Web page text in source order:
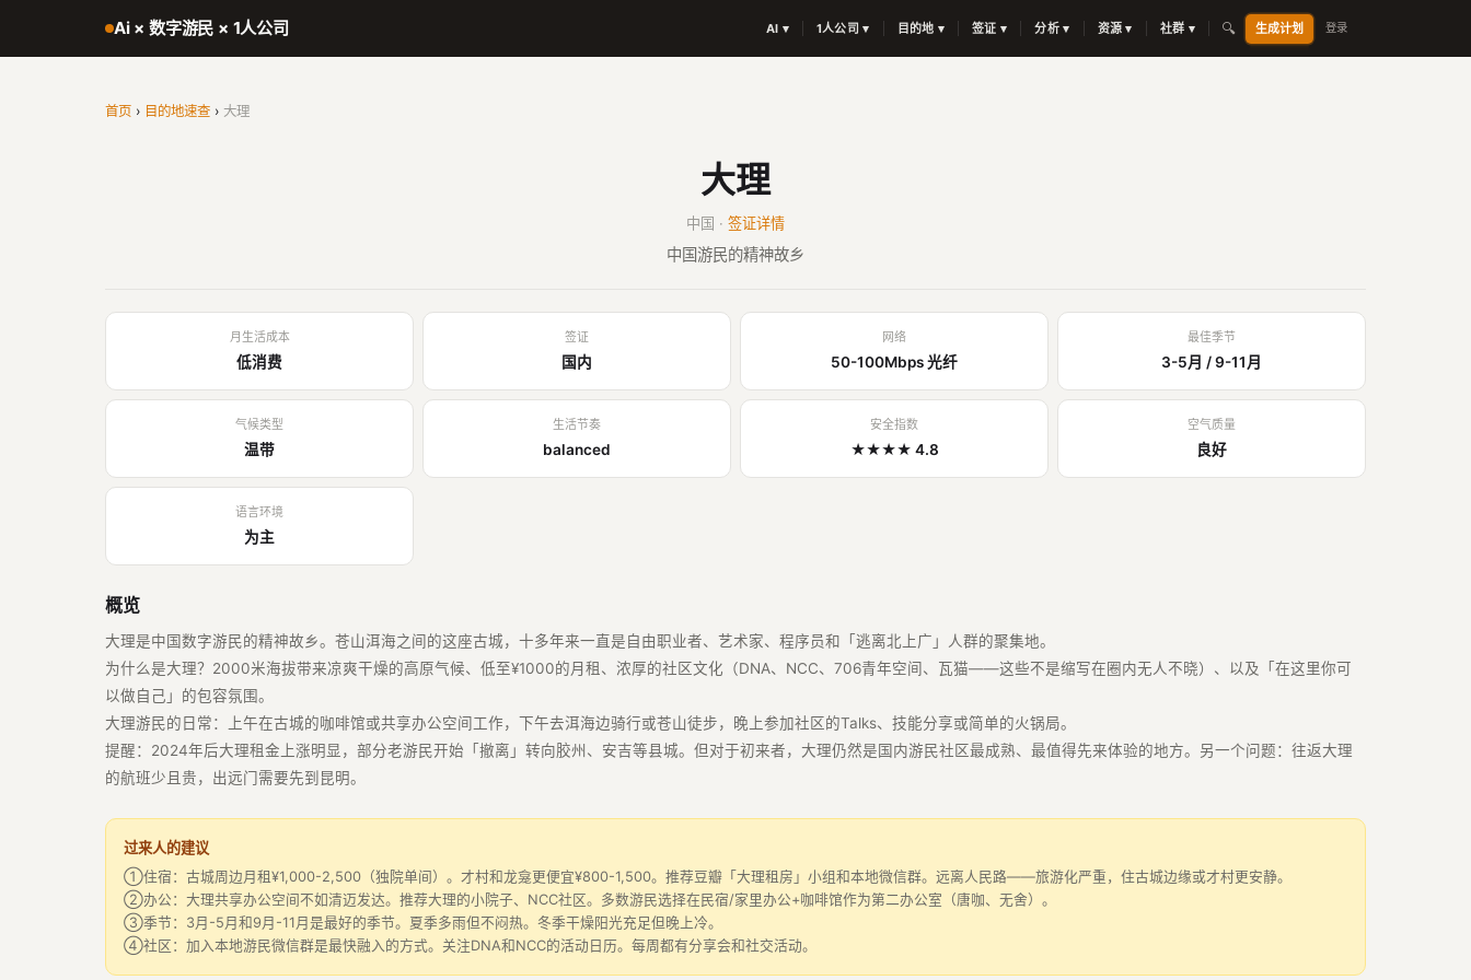
Ai × 数字游民 × 1人公司 AI ▾ 1人公司 ▾ 目的地 ▾ 签证 ▾ 分析 ▾ 资源 ▾ 社群 ▾ 🔍 生成计划 登录
首页 › 目的地速查 › 大理
大理
中国 · 签证详情
中国游民的精神故乡
月生活成本
低消费
签证
国内
网络
50-100Mbps 光纤
最佳季节
3-5月 / 9-11月
气候类型
温带
生活节奏
balanced
安全指数
★★★★ 4.8
空气质量
良好
语言环境
为主
概览
大理是中国数字游民的精神故乡。苍山洱海之间的这座古城，十多年来一直是自由职业者、艺术家、程序员和「逃离北上广」人群的聚集地。
为什么是大理？2000米海拔带来凉爽干燥的高原气候、低至¥1000的月租、浓厚的社区文化（DNA、NCC、706青年空间、瓦猫——这些不是缩写在圈内无人不晓）、以及「在这里你可
以做自己」的包容氛围。
大理游民的日常：上午在古城的咖啡馆或共享办公空间工作，下午去洱海边骑行或苍山徒步，晚上参加社区的Talks、技能分享或简单的火锅局。
提醒：2024年后大理租金上涨明显，部分老游民开始「撤离」转向胶州、安吉等县城。但对于初来者，大理仍然是国内游民社区最成熟、最值得先来体验的地方。另一个问题：往返大理
的航班少且贵，出远门需要先到昆明。
过来人的建议
①住宿：古城周边月租¥1,000-2,500（独院单间）。才村和龙龛更便宜¥800-1,500。推荐豆瓣「大理租房」小组和本地微信群。远离人民路——旅游化严重，住古城边缘或才村更安静。
②办公：大理共享办公空间不如清迈发达。推荐大理的小院子、NCC社区。多数游民选择在民宿/家里办公+咖啡馆作为第二办公室（唐咖、无舍）。
③季节：3月-5月和9月-11月是最好的季节。夏季多雨但不闷热。冬季干燥阳光充足但晚上冷。
④社区：加入本地游民微信群是最快融入的方式。关注DNA和NCC的活动日历。每周都有分享会和社交活动。